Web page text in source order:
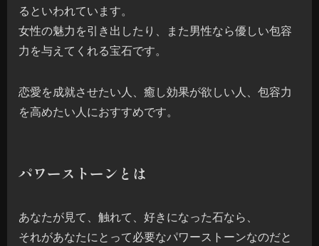
るといわれています。
女性の魅力を引き出したり、また男性なら優しい包容
力を与えてくれる宝石です。
恋愛を成就させたい人、癒し効果が欲しい人、包容力
を高めたい人におすすめです。
パワーストーンとは
あなたが見て、触れて、好きになった石なら、
それがあなたにとって必要なパワーストーンなのだと